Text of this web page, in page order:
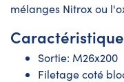
mélanges Nitrox ou
Sortie: M26x200
Filetage coté